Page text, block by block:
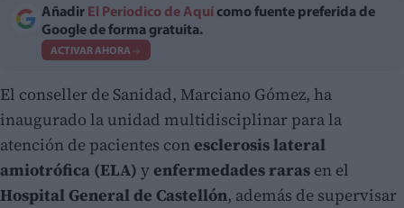
Añadir El Periodico de Aquí como fuente preferida de
Google de forma gratuita.
ACTIVAR AHORA
El conseller de Sanidad, Marciano Gómez, ha
inaugurado la unidad multidisciplinar para la
atención de pacientes conesclerosis lateral
amiotrófica (ELA) yenfermedades raras en el
Hospital General de Castellón, además de supervisar